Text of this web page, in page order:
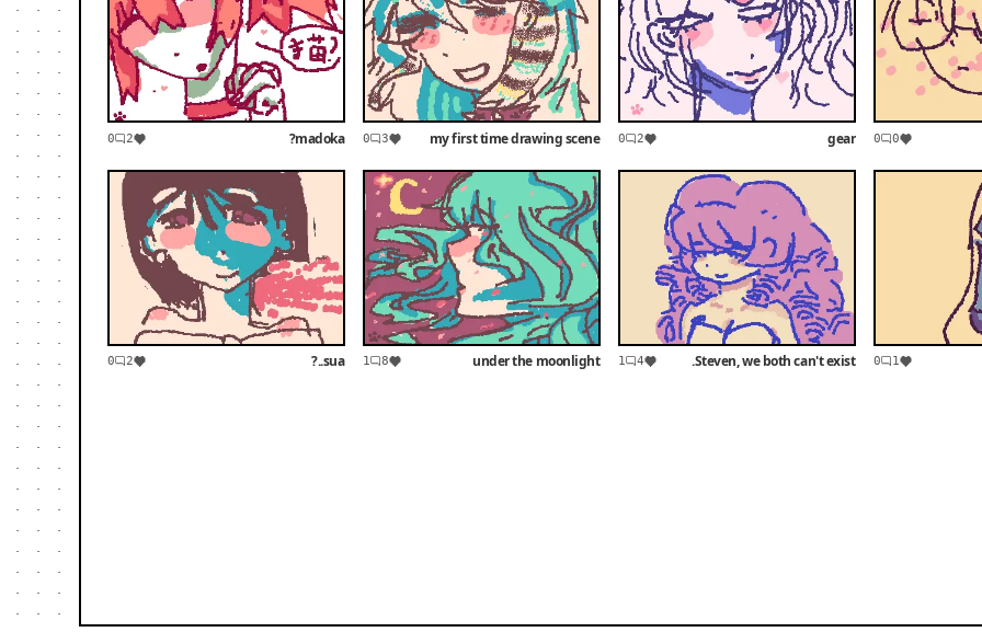
0
0
gear
2
0
my first time drawing scene
3
0
madoka?
2
0
1
0
Steven, we both can't exist.
4
1
under the moonlight
8
1
sua..?
2
0